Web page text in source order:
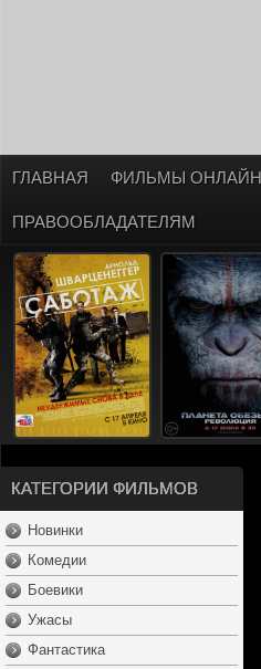
ГЛАВНАЯ ФИЛЬМЫ ОНЛАЙН
ПРАВООБЛАДАТЕЛЯМ
КАТЕГОРИИ ФИЛЬМОВ
Новинки
Комедии
Боевики
Ужасы
Фантастика